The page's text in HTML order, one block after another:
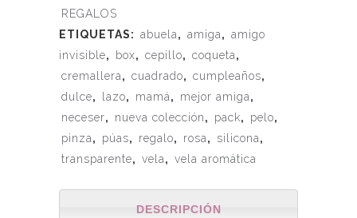
REGALOS
ETIQUETAS: abuela, amiga, amigo
invisible, box, cepillo, coqueta,
cremallera, cuadrado, cumpleaños,
dulce, lazo, mamá, mejor amiga,
neceser, nueva colección, pack, pelo,
pinza, púas, regalo, rosa, silicona,
transparente, vela, vela aromática
DESCRIPCIÓN